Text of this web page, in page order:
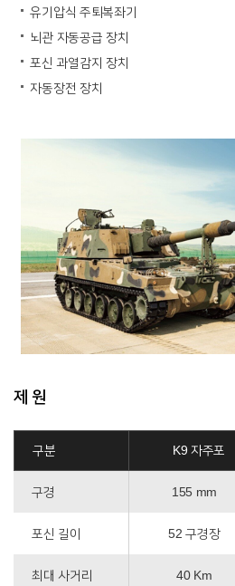
유기압식 주퇴복좌기
뇌관 자동공급 장치
포신 과열감지 장치
자동장전 장치
제 원
구분 K9 자주포
구경 155 mm
포신 길이 52 구경장
최대 사거리 40 Km